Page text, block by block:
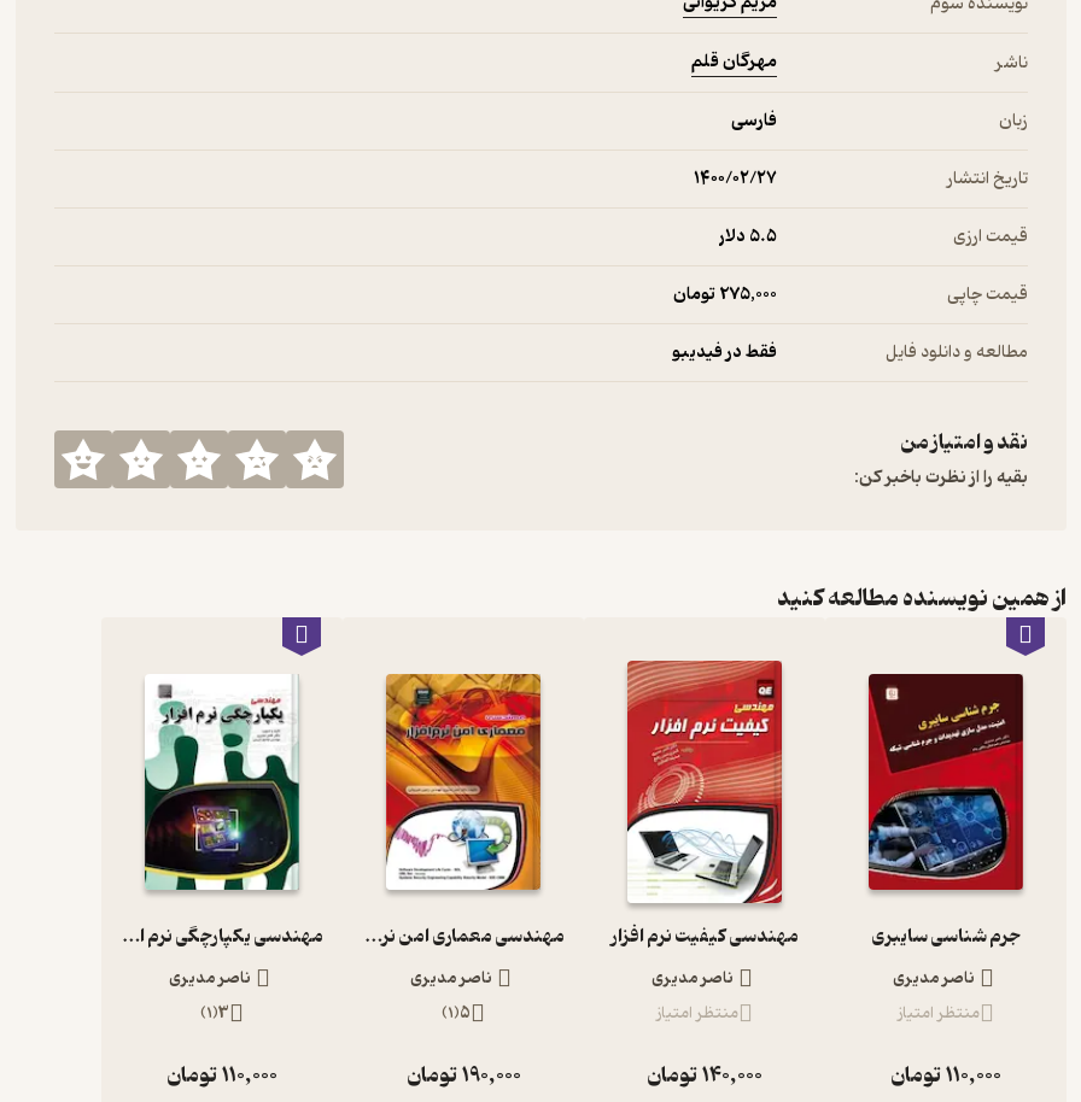
ناشر مهرگان قلم
زبان فارسی
تاریخ انتشار ۱۴۰۰/۰۲/۲۷
قیمت ارزی 5.۵ دلار
قیمت چاپی 275,000 تومان
مطالعه و دانلود فایل فقط در فیدیبو
نقد و امتیاز من
بقیه را از نظرت باخبر کن:
از همین نویسنده مطالعه کنید
جرم شناسی سایبری
ناصر مدیری
منتظر امتیاز
110,000تومان
مهندسی کیفیت نرم افزار
ناصر مدیری
منتظر امتیاز
140,000تومان
مهندسی معماری امن نرم افزار
ناصر مدیری
5
(
1
)
190,000تومان
مهندسی یکپارچگی نرم افزار
ناصر مدیری
3
(
1
)
110,000تومان